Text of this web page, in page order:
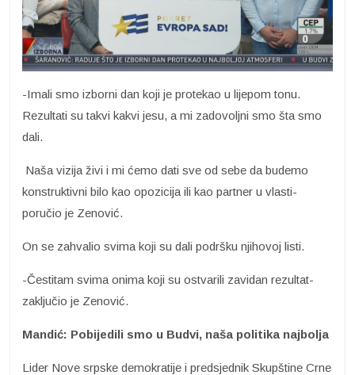
-Imali smo izborni dan koji je protekao u lijepom tonu.
Rezultati su takvi kakvi jesu, a mi zadovoljni smo šta smo
dali.
Naša vizija živi i mi ćemo dati sve od sebe da budemo
konstruktivni bilo kao opozicija ili kao partner u vlasti-
poručio je Zenović.
On se zahvalio svima koji su dali podršku njihovoj listi.
-Čestitam svima onima koji su ostvarili zavidan rezultat-
zaključio je Zenović.
Mandić: Pobijedili smo u Budvi, naša politika najbolja
Lider Nove srpske demokratije i predsjednik Skupštine Crne